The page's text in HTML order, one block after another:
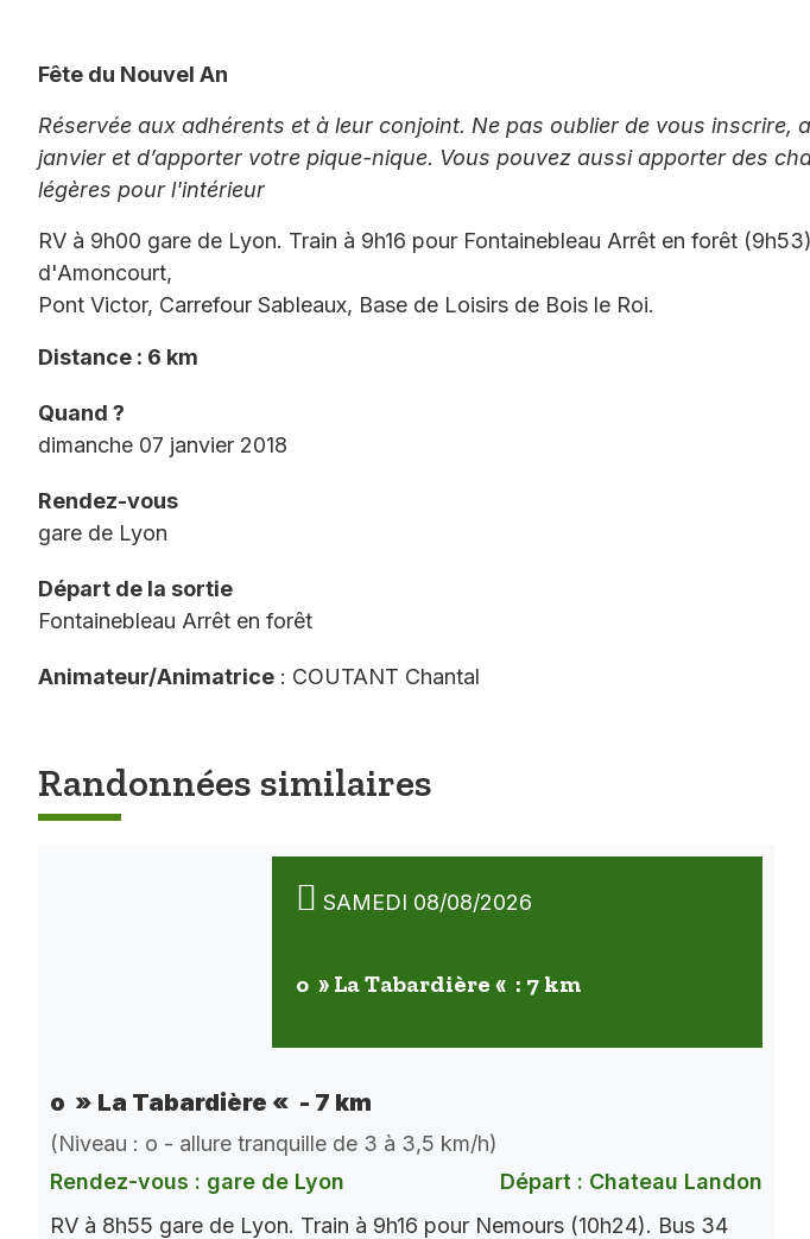
Fête du Nouvel An
Réservée aux adhérents et à leur conjoint. Ne pas oublier de vous inscrire,
janvier et d’apporter votre pique-nique. Vous pouvez aussi apporter des
légères pour l'intérieur
RV à 9h00 gare de Lyon. Train à 9h16 pour Fontainebleau Arrêt en forêt
d'Amoncourt,
Pont Victor, Carrefour Sableaux, Base de Loisirs de Bois le Roi.
Distance : 6 km
Quand ?
dimanche 07 janvier 2018
Rendez-vous
gare de Lyon
Départ de la sortie
Fontainebleau Arrêt en forêt
Animateur/Animatrice : COUTANT Chantal
Randonnées similaires
SAMEDI 08/08/2026
o » La Tabardière « : 7 km
o » La Tabardière « - 7 km
(Niveau : o - allure tranquille de 3 à 3,5 km/h)
Rendez-vous : gare de Lyon
Départ : Chateau Landon
RV à 8h55 gare de Lyon. Train à 9h16 pour Nemours (10h24). Bus 34